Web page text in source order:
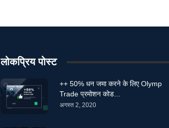
लोकप्रिय पोस्ट
++ 50% धन जमा करने के लिए Olymp
Trade प्रमोशन कोड...
अगस्त 2, 2020